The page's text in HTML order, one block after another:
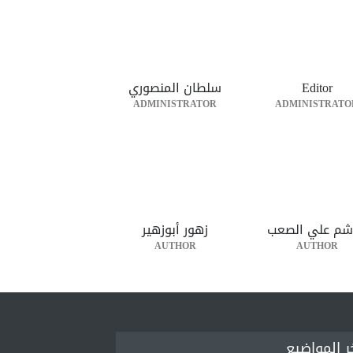
Editor سلطان المنصوري
ADMINISTRATOR
علي الصعب
AUTHOR
زهور أبوزهير
AUTHOR